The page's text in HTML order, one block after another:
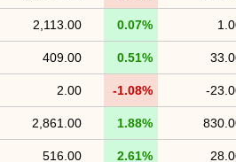
0.07%
2,113.00
0.51%
409.00
-
-1.08%
2.00
1.88%
2,861.00
2.61%
516.00